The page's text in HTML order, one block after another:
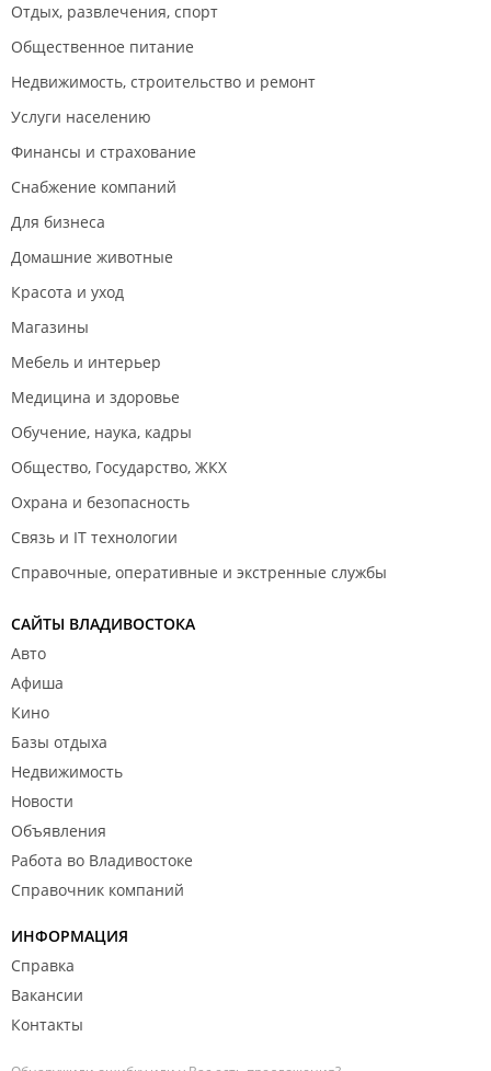
Отдых, развлечения, спорт
Общественное питание
Недвижимость, строительство и ремонт
Услуги населению
Финансы и страхование
Снабжение компаний
Для бизнеса
Домашние животные
Красота и уход
Магазины
Мебель и интерьер
Медицина и здоровье
Обучение, наука, кадры
Общество, Государство, ЖКХ
Охрана и безопасность
Связь и IT технологии
Справочные, оперативные и экстренные службы
САЙТЫ ВЛАДИВОСТОКА
Авто
Афиша
Кино
Базы отдыха
Недвижимость
Новости
Объявления
Работа во Владивостоке
Справочник компаний
ИНФОРМАЦИЯ
Справка
Вакансии
Контакты